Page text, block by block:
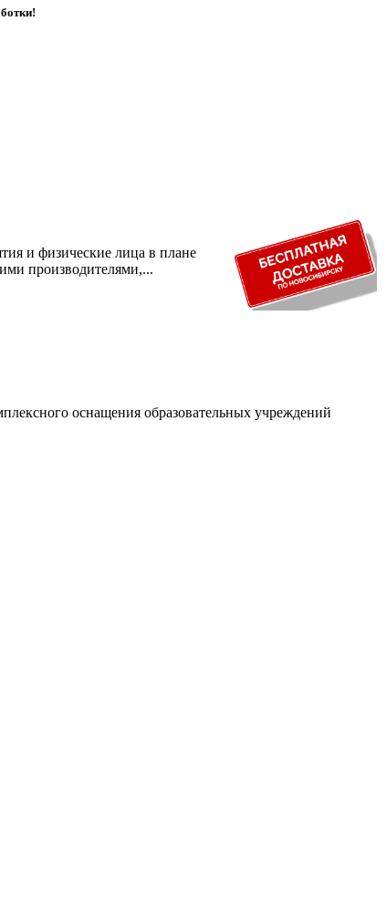
и физические лица в плане
производителями,...
оснащения образовательных учреждений